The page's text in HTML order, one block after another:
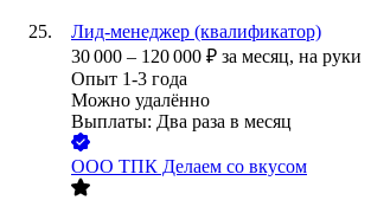
Лид-менеджер (квалификатор)
30 000 – 120 000 ₽ за месяц, на руки
Опыт 1-3 года
Можно удалённо
Выплаты: Два раза в месяц
ООО ТПК Делаем со вкусом